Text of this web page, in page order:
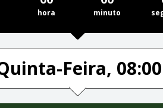
hora minuto
Feira, 08:00